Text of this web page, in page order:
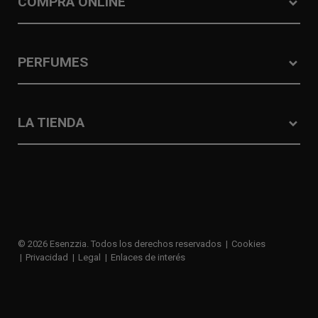
PERFUMES
LA TIENDA
© 2026 Esenzzia. Todos los derechos reservados
Cookies
Privacidad
Legal Enlaces de interés